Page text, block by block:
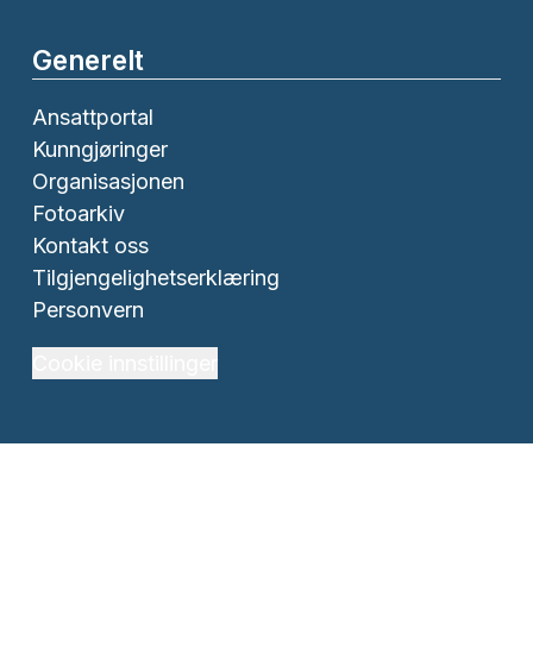
Generelt
Ansattportal
Kunngjøringer
Organisasjonen
Fotoarkiv
Kontakt oss
Tilgjengelighetserklæring
Personvern